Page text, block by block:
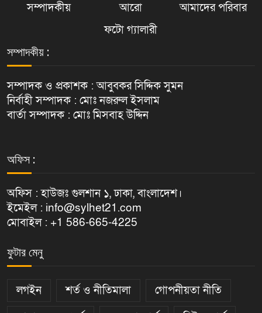
সম্পাদকীয়
আরো
আমাদের পরিবার
ফটো গ্যালারী
সম্পাদকীয় :
সম্পাদক ও প্রকাশক : আবুবকর সিদ্দিক সুমন
নির্বাহী সম্পাদক : মোঃ নজরুল ইসলাম
বার্তা সম্পাদক : মোঃ মিসবাহ উদ্দিন
অফিস :
অফিস : হাউজঃ গুলশান ১, ঢাকা, বাংলাদেশ।
ইমেইল : info@sylhet21.com
মোবাইল : +1 586-665-4225
ফুটার মেনু
লগইন শর্ত ও নীতিমালা
গোপনীয়তা নীতি